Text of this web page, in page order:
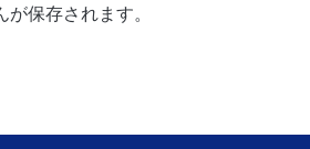
が保存されます。